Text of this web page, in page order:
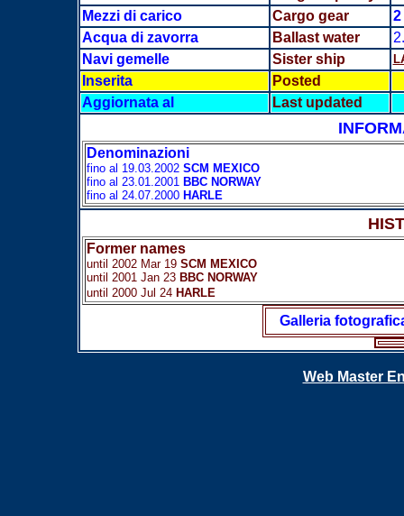
Mezzi di carico
Cargo gear 2
Acqua di zavorra
Ballast water
Navi gemelle
Sister ship
Inserita
Posted
Aggiornata al
Last updated
Denominazioni
fino al 19.03.2002SCM MEXICO
fino al 23.01.2001BBC NORWAY
fino al 24.07.2000HARLE
Former names
until 2002 Mar 19SCM MEXICO
until 2001 Jan 23BBC NORWAY
until 2000 Jul 24HARLE
Galleria
Web Master